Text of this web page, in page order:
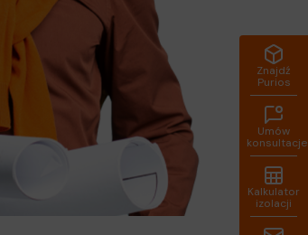
Znajdź
Purios
Umów
konsultacje
Kalkulator
izolacji